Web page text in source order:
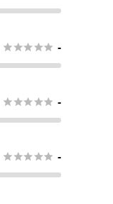
 -
 -
 -